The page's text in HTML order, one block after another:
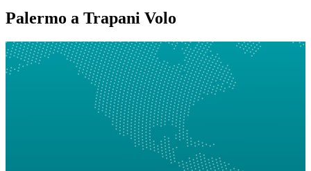
Palermo a Trapani Volo